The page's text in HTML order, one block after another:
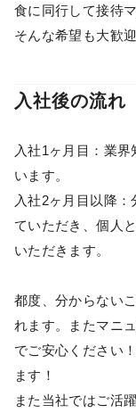
食に同行して接待
そんな希望も大歓
入社後の流れ
入社1ヶ月目：業
います。
入社2ヶ月目以降
ていただき、個人
いただきます。
都度、分からない
れます。またマニ
でご安心ください
ます！
また当社ではご活